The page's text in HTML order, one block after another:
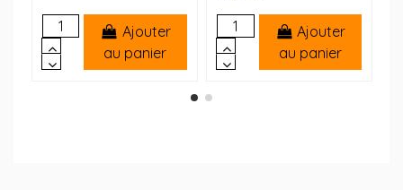
Ajouter
au panier
Ajouter
au panier